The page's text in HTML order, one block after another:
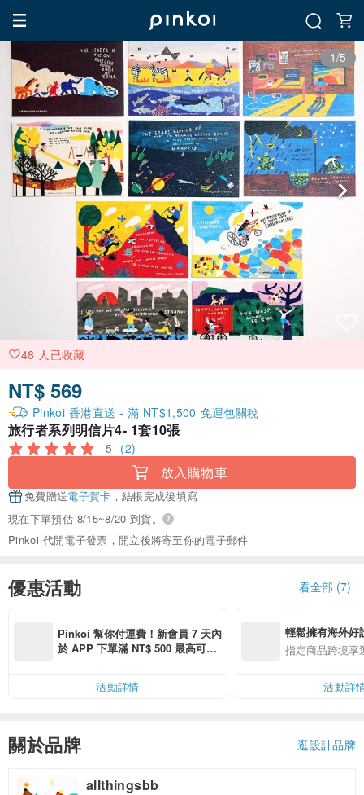
1/5
48 人已收藏
NT$ 569
Pinkoi 香港直送 - 滿 NT$1,500 免運包關稅
旅行者系列明信片4- 1套10張
5 (2)
放入購物車
免費贈送電子賀卡 ，結帳完成後填寫
現在下單預估 8/15~8/20 到貨。
Pinkoi 代開電子發票，開立後將寄至你的電子郵件
優惠活動 看全部 (7)
Pinkoi 幫你付運費！新會員 7 天內
於 APP 下單滿 NT$ 500 最高可折
活動詳情
輕鬆擁有海外好
指定商品跨境享
活動詳
關於品牌 逛設計品牌
allthingsbb